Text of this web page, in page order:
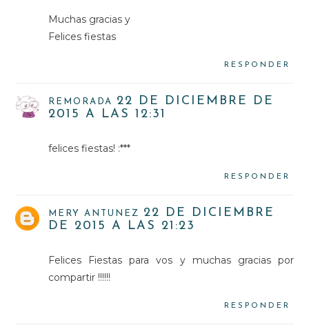
Muchas gracias y
Felices fiestas
RESPONDER
REMORADA
22 DE DICIEMBRE DE
2015 A LAS 12:31
felices fiestas! :***
RESPONDER
MERY ANTUNEZ
22 DE DICIEMBRE
DE 2015 A LAS 21:23
Felices Fiestas para vos y muchas gracias por
compartir !!!!!!
RESPONDER